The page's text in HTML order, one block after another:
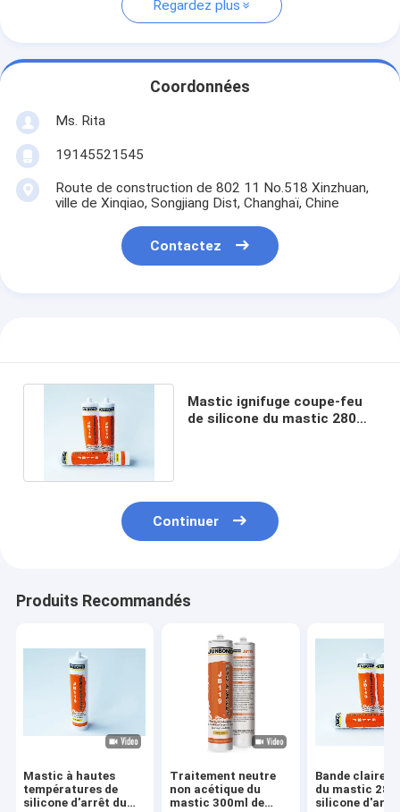
Regardez plus
Coordonnées
Ms. Rita
19145521545
Route de construction de 802 11 No.518 Xinzhuan,
ville de Xinqiao, Songjiang Dist, Changhaï, Chine
Contactez
Mastic ignifuge coupe-feu
de silicone du mastic 280ml
Continuer
Produits Recommandés
Mastic à hautes
températures de
silicone d'arrêt du
Traitement neutre
non acétique du
mastic 300ml de
Bande claire
du mastic
silicone